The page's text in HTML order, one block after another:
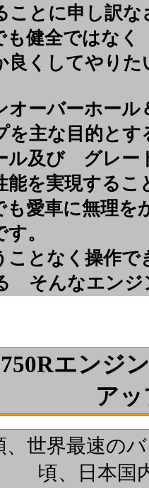
ことに申し訳
も健全ではな
良くしてやり
オーバーホー
を主な目的と
ル及び グレ
能を実現するこ
も愛車に無理
。
ことなく操作
そんなエンジ
エンジ
ア
、世界最速の
頃、日本国